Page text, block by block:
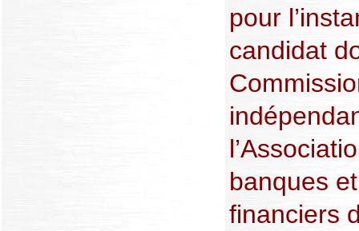
pour
candidat
banques
financiers